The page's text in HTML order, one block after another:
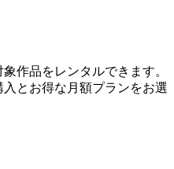
作品をレンタルできます。
とお得な月額プランをお選